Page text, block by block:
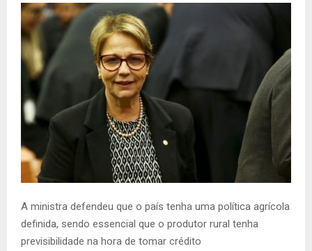
A ministra defendeu que o país tenha uma política agrícola
definida, sendo essencial que o produtor rural tenha
previsibilidade na hora de tomar crédito